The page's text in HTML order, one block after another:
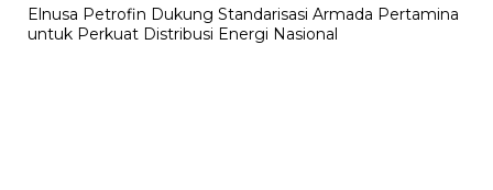
Elnusa Petrofin Dukung Standarisasi Armada Pertamina
untuk Perkuat Distribusi Energi Nasional